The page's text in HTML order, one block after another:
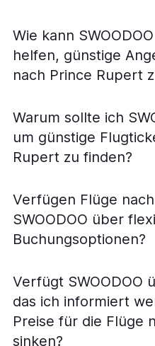
Wie kann
helfen, günstige
nach Prince Rupert
Warum sollte ich
um günstige
Rupert zu finden?
Verfügen Flüge
SWOODOO über
Buchungsoptionen?
Verfügt SWOODOO
das ich informiert
Preise für die Flüge
sinken?